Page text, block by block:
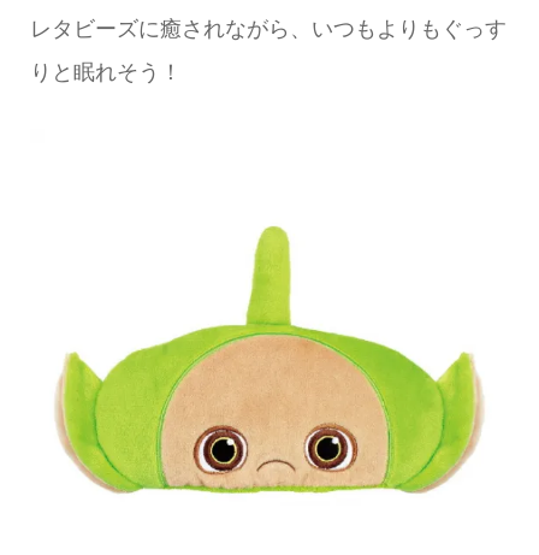
レタビーズに癒されながら、いつもよりもぐっす
りと眠れそう！